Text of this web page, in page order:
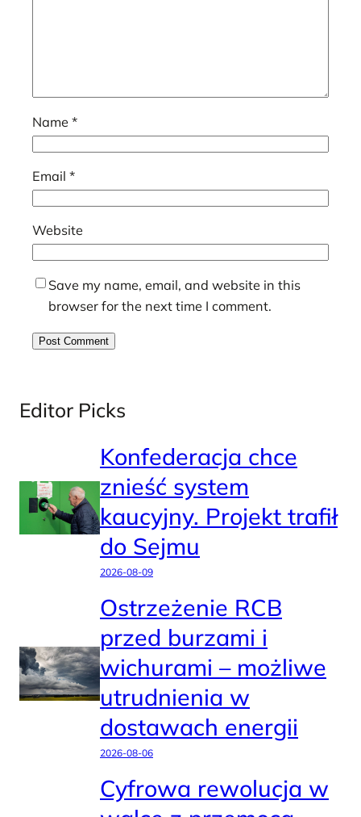
Name *
Email *
Website
Save my name, email, and website in this
browser for the next time I comment.
Editor Picks
Konfederacja chce
znieść system
kaucyjny. Projekt trafił
do Sejmu
2026-08-09
Ostrzeżenie RCB
przed burzami i
wichurami – możliwe
utrudnienia w
dostawach energii
2026-08-06
Cyfrowa rewolucja w